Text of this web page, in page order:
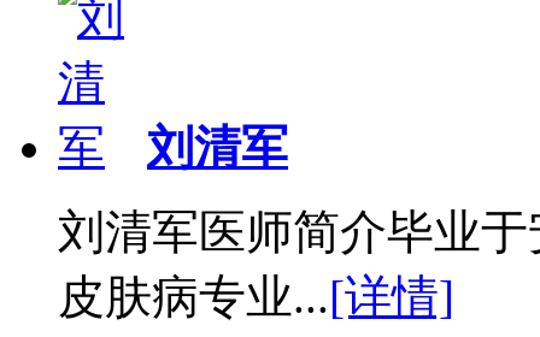
刘清军
刘清军医师简介毕业
皮肤病专业...[详情]